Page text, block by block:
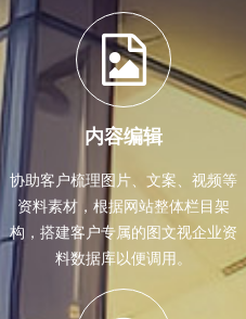
内容编辑
协助客户梳理图片、文案、视频等
资料素材，根据网站整体栏目架
构，搭建客户专属的图文视企业资
料数据库以便调用。